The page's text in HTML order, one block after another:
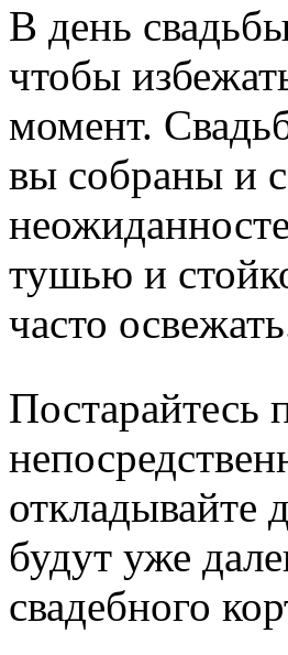
В день
чтобы
момент.
вы собраны и
тушью и
часто
Постарайтесь
откладывайте
будут уже
свадебного